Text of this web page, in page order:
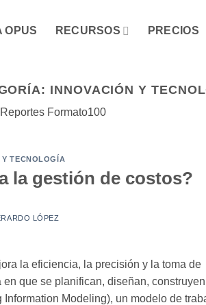
OPUS RECURSOS PRECIOS
INNOVACIÓN Y
Reportes Formato100
Y TECNOLOGÍA
la gestión de costos?
LÓPEZ
la eficiencia, la precisión y la toma de
que se planifican, diseñan,
Modeling), un modelo de